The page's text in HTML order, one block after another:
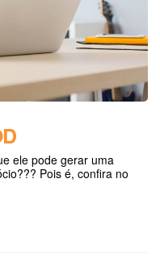
ele pode gerar uma
Pois é, confira no